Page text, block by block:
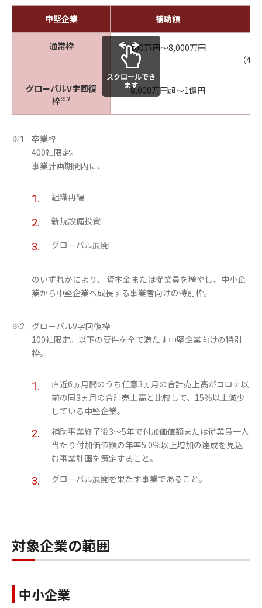
中堅企業 補助額
通常枠
100万円～8,000万円
（
グローバルV字回復
枠※2
8,000万円超～1億円
スクロールでき
ます
※1
卒業枠
400社限定。
事業計画期間内に、
組織再編
新規設備投資
グローバル展開
のいずれかにより、 資本金または従業員を増やし、中小企
業から中堅企業へ成長する事業者向けの特別枠。
※2
グローバルV字回復枠
100社限定。以下の要件を全て満たす中堅企業向けの特別
枠。
直近6ヵ月間のうち任意3ヵ月の合計売上高がコロナ以
前の同3ヵ月の合計売上高と比較して、15％以上減少
している中堅企業。
補助事業終了後3～5年で付加価値額または従業員一人
当たり付加価値額の年率5.0％以上増加の達成を見込
む事業計画を策定すること。
グローバル展開を果たす事業であること。
対象企業の範囲
中小企業